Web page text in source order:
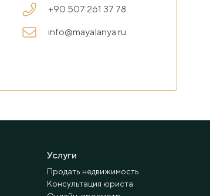
+90 507 261 37 78
info@mayalanya.ru
Услуги
Продать недвижимость
Консультация юриста